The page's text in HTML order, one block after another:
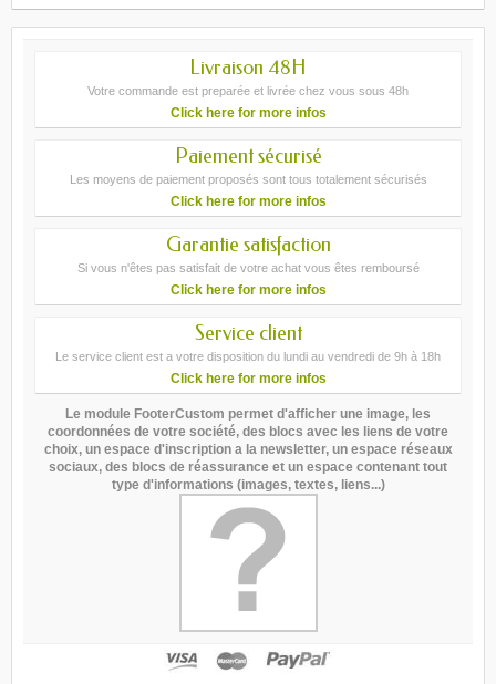
Livraison 48H
Votre commande est preparée et livrée chez vous sous 48h
Click here for more infos
Paiement sécurisé
Les moyens de paiement proposés sont tous totalement sécurisés
Click here for more infos
Garantie satisfaction
Si vous n'êtes pas satisfait de votre achat vous êtes remboursé
Click here for more infos
Service client
Le service client est a votre disposition du lundi au vendredi de 9h à 18h
Click here for more infos
Le module FooterCustom permet d'afficher une image, les
coordonnées de votre société, des blocs avec les liens de votre
choix, un espace d'inscription a la newsletter, un espace réseaux
sociaux, des blocs de réassurance et un espace contenant tout
type d'informations (images, textes, liens...)